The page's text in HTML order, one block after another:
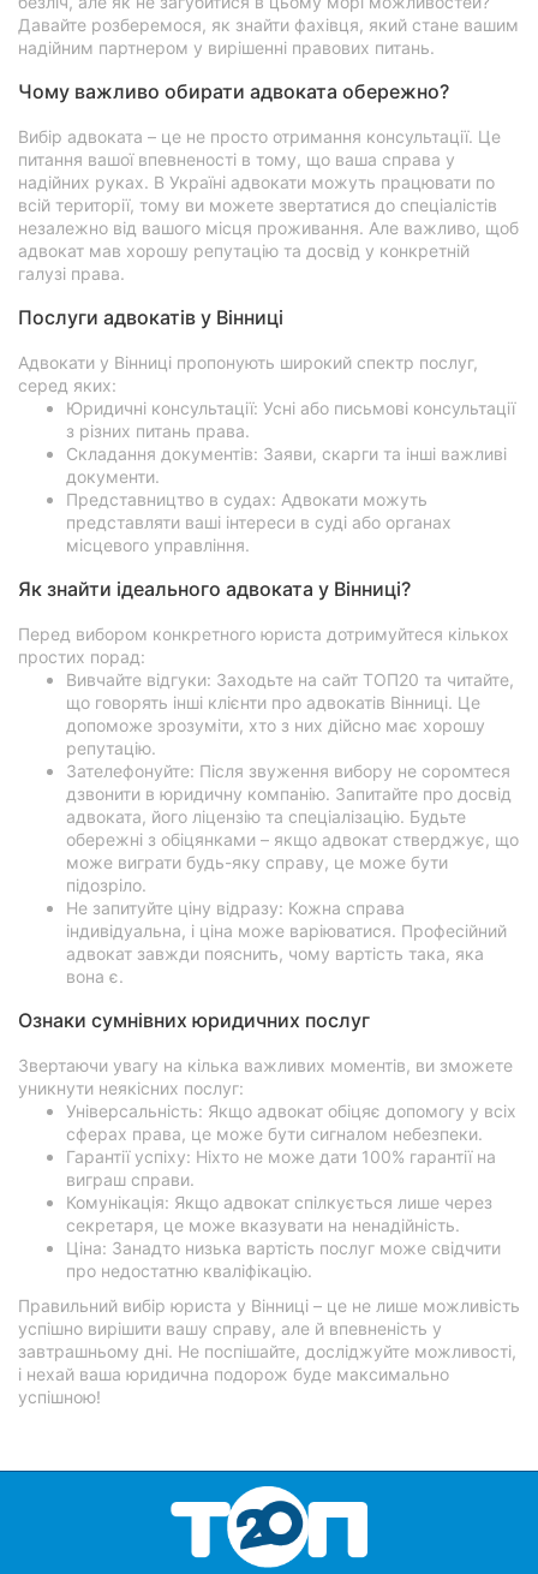
Давайте розберемося, як знайти фахівця, який стане вашим
надійним партнером у вирішенні правових питань.
Чому важливо обирати адвоката обережно?
Вибір адвоката – це не просто отримання консультації. Це
питання вашої впевненості в тому, що ваша справа у
надійних руках. В Україні адвокати можуть працювати по
всій території, тому ви можете звертатися до спеціалістів
незалежно від вашого місця проживання. Але важливо, щоб
адвокат мав хорошу репутацію та досвід у конкретній
галузі права.
Послуги адвокатів у Вінниці
Адвокати у Вінниці пропонують широкий спектр послуг,
серед яких:
Юридичні консультації: Усні або письмові консультації
з різних питань права.
Складання документів: Заяви, скарги та інші важливі
документи.
Представництво в судах: Адвокати можуть
представляти ваші інтереси в суді або органах
місцевого управління.
Як знайти ідеального адвоката у Вінниці?
Перед вибором конкретного юриста дотримуйтеся кількох
простих порад:
Вивчайте відгуки: Заходьте на сайт ТОП20 та читайте,
що говорять інші клієнти про адвокатів Вінниці. Це
допоможе зрозуміти, хто з них дійсно має хорошу
репутацію.
Зателефонуйте: Після звуження вибору не соромтеся
дзвонити в юридичну компанію. Запитайте про досвід
адвоката, його ліцензію та спеціалізацію. Будьте
обережні з обіцянками – якщо адвокат стверджує, що
може виграти будь-яку справу, це може бути
підозріло.
Не запитуйте ціну відразу: Кожна справа
індивідуальна, і ціна може варіюватися. Професійний
адвокат завжди пояснить, чому вартість така, яка
вона є.
Ознаки сумнівних юридичних послуг
Звертаючи увагу на кілька важливих моментів, ви зможете
уникнути неякісних послуг:
Універсальність: Якщо адвокат обіцяє допомогу у всіх
сферах права, це може бути сигналом небезпеки.
Гарантії успіху: Ніхто не може дати 100% гарантії на
виграш справи.
Комунікація: Якщо адвокат спілкується лише через
секретаря, це може вказувати на ненадійність.
Ціна: Занадто низька вартість послуг може свідчити
про недостатню кваліфікацію.
Правильний вибір юриста у Вінниці – це не лише можливість
успішно вирішити вашу справу, але й впевненість у
завтрашньому дні. Не поспішайте, досліджуйте можливості,
і нехай ваша юридична подорож буде максимально
успішною!